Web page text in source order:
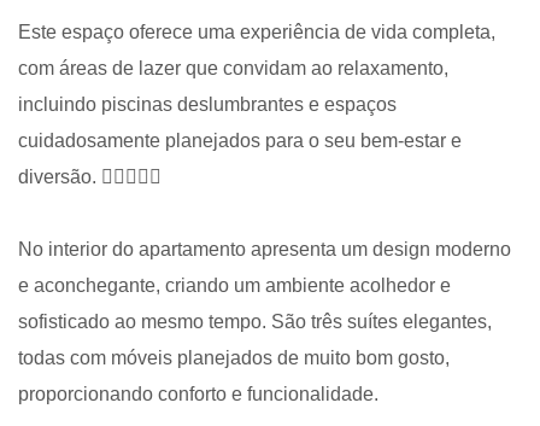
Este espaço oferece uma experiência de vida completa,
com áreas de lazer que convidam ao relaxamento,
incluindo piscinas deslumbrantes e espaços
cuidadosamente planejados para o seu bem-estar e
diversão. 🏊‍♂️🤸‍♀️✨
No interior do apartamento apresenta um design moderno
e aconchegante, criando um ambiente acolhedor e
sofisticado ao mesmo tempo. São três suítes elegantes,
todas com móveis planejados de muito bom gosto,
proporcionando conforto e funcionalidade.